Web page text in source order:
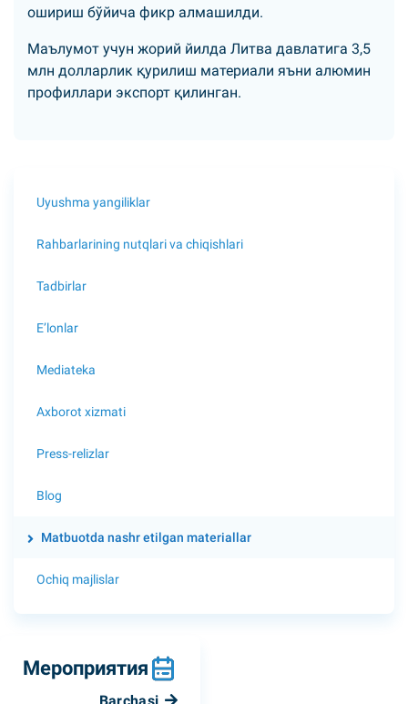
ошириш бўйича фикр алмашилди.
Маълумот учун жорий йилда Литва давлатига 3,5
млн долларлик қурилиш материали яъни алюмин
профиллари экспорт қилинган.
Uyushma yangiliklar
Rahbarlarining nutqlari va chiqishlari
Tadbirlar
E’lonlar
Mediateka
Axborot xizmati
Press-relizlar
Blog
Matbuotda nashr etilgan materiallar
Ochiq majlislar
Мероприятия